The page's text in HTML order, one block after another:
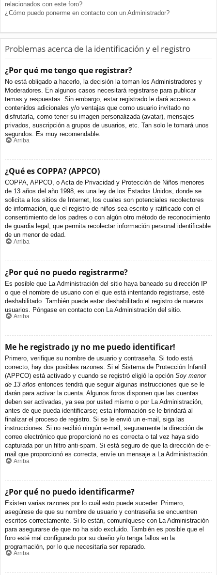
relacionados con este foro?
¿Cómo puedo ponerme en contacto con un Administrador?
Problemas acerca de la identificación y el registro
¿Por qué me tengo que registrar?
No está obligado a hacerlo, la decisión la toman los Administradores y
Moderadores. En algunos casos necesitará registrarse para publicar
temas y respuestas. Sin embargo, estar registrado le dará acceso a
contenidos adicionales y/o ventajas que como usuario invitado no
disfrutaría, como tener su imagen personalizada (avatar), mensajes
privados, suscripción a grupos de usuarios, etc. Tan solo le tomará unos
segundos. Es muy recomendable.
Arriba
¿Qué es COPPA? (APPCO)
COPPA, APPCO, o Acta de Privacidad y Protección de Niños menores
de 13 años del año 1998, es una ley de los Estados Unidos, donde se
solicita a los sitios de Internet, los cuales son potenciales recolectores
de información, que el registro de niños sea escrito y ratificado con el
consentimiento de los padres o con algún otro método de reconocimiento
de guardia legal, que permita recolectar información personal identificable
de un menor de edad.
Arriba
¿Por qué no puedo registrarme?
Es posible que La Administración del sitio haya baneado su dirección IP
o que el nombre de usuario con el que está intentando registrarse, esté
deshabilitado. También puede estar deshabilitado el registro de nuevos
usuarios. Póngase en contacto con La Administración del sitio.
Arriba
Me he registrado ¡y no me puedo identificar!
Primero, verifique su nombre de usuario y contraseña. Si todo está
correcto, hay dos posibles razones. Si el Sistema de Protección Infantil
(APPCO) está activado y cuando se registró eligió la opción Soy menor
de 13 años entonces tendrá que seguir algunas instrucciones que se le
darán para activar la cuenta. Algunos foros disponen que las cuentas
deben ser activadas, ya sea por usted mismo o por La Administración,
antes de que pueda identificarse; esta información se le brindará al
finalizar el proceso de registro. Si se le envió un e-mail, siga las
instrucciones. Si no recibió ningún e-mail, seguramente la dirección de
correo electrónico que proporcionó no es correcta o tal vez haya sido
capturada por un filtro anti-spam. Si está seguro de que la dirección de e-
mail que proporcionó es correcta, envíe un mensaje a La Administración.
Arriba
¿Por qué no puedo identificarme?
Existen varias razones por lo cuál esto puede suceder. Primero,
asegúrese de que su nombre de usuario y contraseña se encuentren
escritos correctamente. Si lo están, comuníquese con La Administración
para asegurarse de que no ha sido excluido. También es posible que el
foro esté mal configurado por su dueño y/o tenga fallos en la
programación, por lo que necesitaría ser reparado.
Arriba